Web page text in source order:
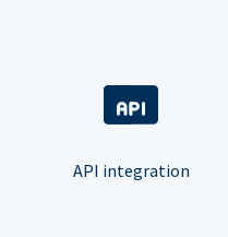
API integration